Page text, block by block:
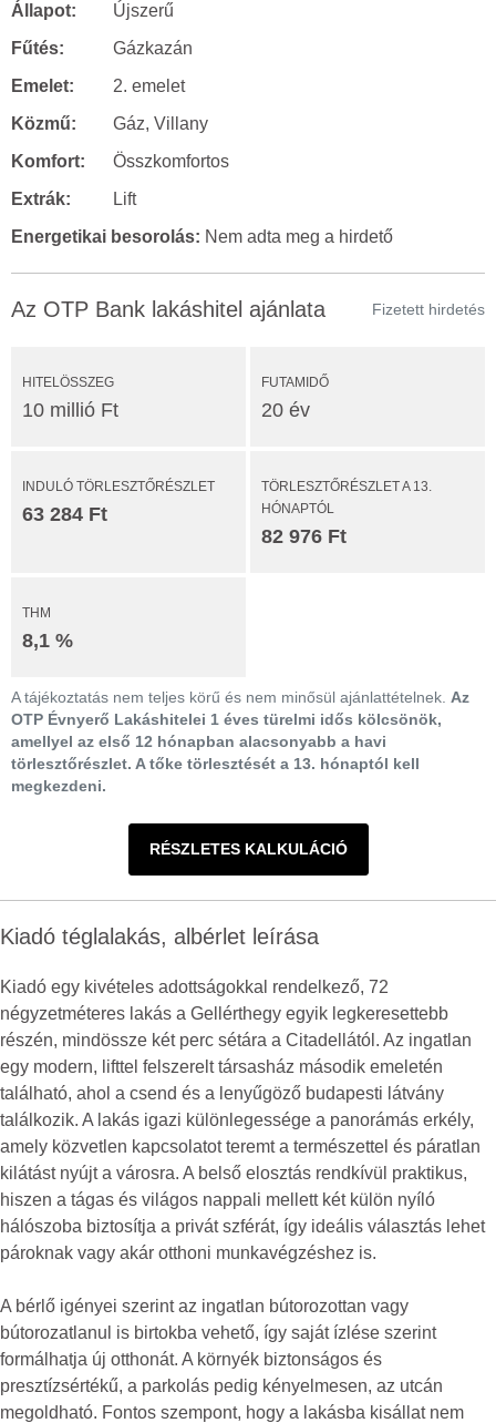
Állapot:
Újszerű
Fűtés:
Gázkazán
Emelet:
2. emelet
Közmű:
Gáz, Villany
Komfort:
Összkomfortos
Extrák:
Lift
Energetikai besorolás: Nem adta meg a hirdető
Az OTP Bank lakáshitel ajánlata Fizetett hirdetés
HITELÖSSZEG
10 millió Ft
FUTAMIDŐ
20 év
INDULÓ TÖRLESZTŐRÉSZLET
63 284 Ft
TÖRLESZTŐRÉSZLET A 13.
HÓNAPTÓL
82 976 Ft
THM
8,1 %
A tájékoztatás nem teljes körű és nem minősül ajánlattételnek. Az
OTP Évnyerő Lakáshitelei 1 éves türelmi idős kölcsönök,
amellyel az első 12 hónapban alacsonyabb a havi
törlesztőrészlet. A tőke törlesztését a 13. hónaptól kell
megkezdeni.
RÉSZLETES KALKULÁCIÓ
Kiadó téglalakás, albérlet leírása
Kiadó egy kivételes adottságokkal rendelkező, 72
négyzetméteres lakás a Gellérthegy egyik legkeresettebb
részén, mindössze két perc sétára a Citadellától. Az ingatlan
egy modern, lifttel felszerelt társasház második emeletén
található, ahol a csend és a lenyűgöző budapesti látvány
találkozik. A lakás igazi különlegessége a panorámás erkély,
amely közvetlen kapcsolatot teremt a természettel és páratlan
kilátást nyújt a városra. A belső elosztás rendkívül praktikus,
hiszen a tágas és világos nappali mellett két külön nyíló
hálószoba biztosítja a privát szférát, így ideális választás lehet
pároknak vagy akár otthoni munkavégzéshez is.
A bérlő igényei szerint az ingatlan bútorozottan vagy
bútorozatlanul is birtokba vehető, így saját ízlése szerint
formálhatja új otthonát. A környék biztonságos és
presztízsértékű, a parkolás pedig kényelmesen, az utcán
megoldható. Fontos szempont, hogy a lakásba kisállat nem